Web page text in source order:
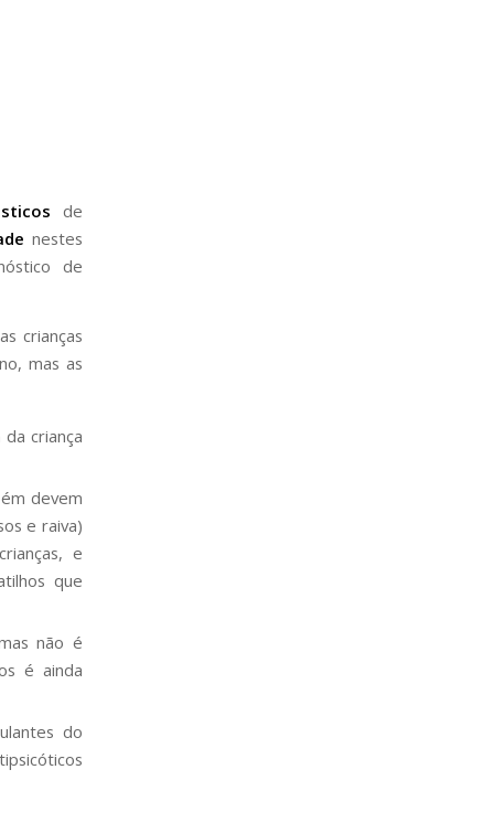
de
nestes
de
crianças
mas as
criança
devem
e raiva)
e
que
não é
é ainda
do